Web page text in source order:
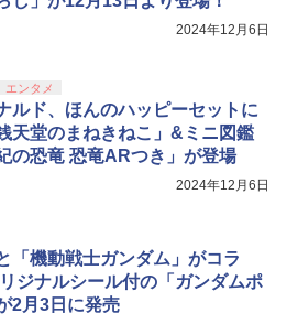
2024年12月6日
エンタメ
ルド、ほんのハッピーセットに
天堂のまねきねこ」&ミニ図鑑
の恐竜 恐竜ARつき」が登場
2024年12月6日
「機動戦士ガンダム」がコラ
ジナルシール付の「ガンダムポ
2月3日に発売